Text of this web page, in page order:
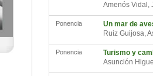
Amenós
Ponencia
Un mar de
Ruiz Guijosa,
Ponencia
Turismo y
Asunción